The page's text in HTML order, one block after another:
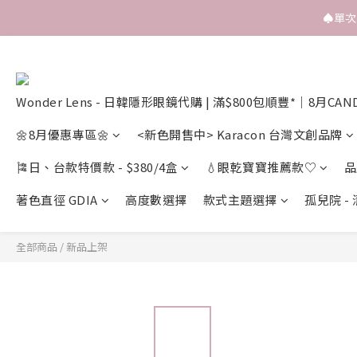
♠️單次
Wonder Lens - 日韓隱形眼鏡代購 | 滿$800包順豐*｜8月
🌼8月優惠專區🌼
<新色開售中> Karacon 台灣文創品牌
🎏日、台款特價款 - $380/4盒
💧眼乾寶寶推薦款♡
著色直徑 GDIA
高度數選擇 款式主題選擇 孤兒院 -
全部商品 /新品上架